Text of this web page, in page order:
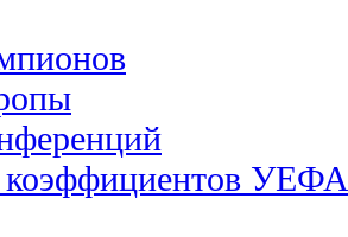
коэффициентов УЕФА